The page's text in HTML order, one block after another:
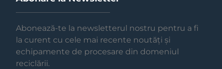
Abonează-te la newsletterul nostru pentru a fi
la curent cu cele mai recente noutăți și
echipamente de procesare din domeniul
reciclării.